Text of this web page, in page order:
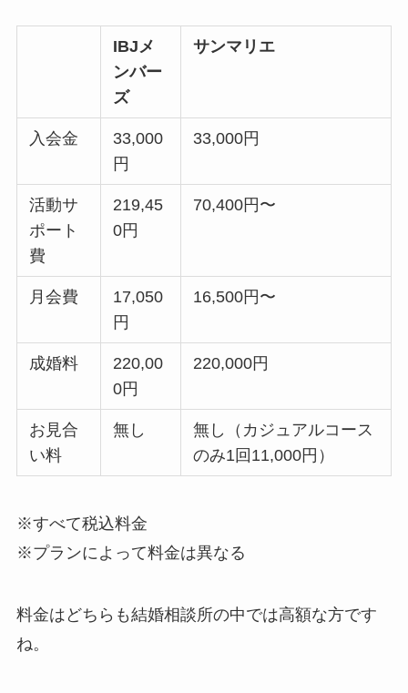
IBJメ
ンバー
ズ
サンマリエ
入会金
33,000
円
33,000円
活動サ
ポート
費
219,45
0円
70,400円〜
月会費
17,050
円
16,500円〜
成婚料
220,00
0円
220,000円
お見合
い料
無し
無し（カジュアルコース
のみ1回11,000円）
※すべて税込料金
※プランによって料金は異なる
料金はどちらも結婚相談所の中では高額な方です
ね。